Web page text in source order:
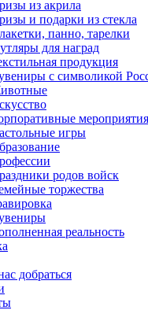
из акрила
и подарки из стекла
панно, тарелки
для наград
продукция
с символикой
мероприятия
игры
родов войск
торжества
реальность
добраться